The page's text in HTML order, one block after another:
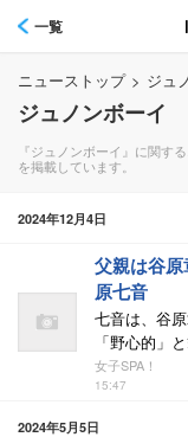
一覧
ニューストップ > ジュ
ジュノンボーイ
『ジュノンボーイ』に関す
を掲載しています。
2024年12月4日
父親は谷
原七音
七音は、谷
「野心的」
女子SPA！
15:47
2024年5月5日